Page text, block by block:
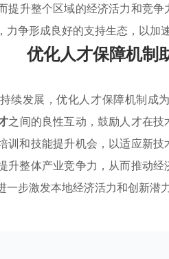
提升整个区域的经济活力和竞
力争形成良好的支持生态，以加
优化人才保障机制
续发展，优化人才保障机制成
之间的良性互动，鼓励人才在
训和技能提升机会，以适应新
升整体产业竞争力，从而推动
一步激发本地经济活力和创新潜